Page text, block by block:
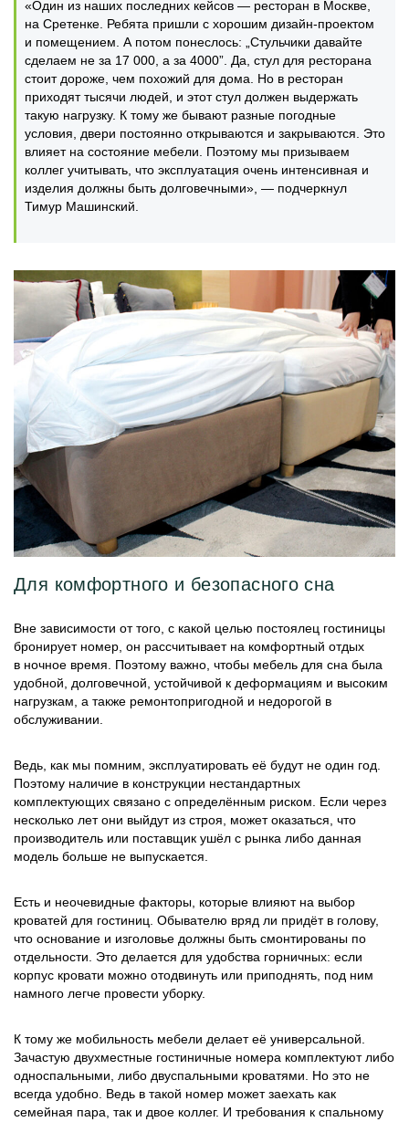
«Один из наших последних кейсов — ресторан в Москве,
на Сретенке. Ребята пришли с хорошим дизайн-проектом
и помещением. А потом понеслось: „Стульчики давайте
сделаем не за 17 000, а за 4000”. Да, стул для ресторана
стоит дороже, чем похожий для дома. Но в ресторан
приходят тысячи людей, и этот стул должен выдержать
такую нагрузку. К тому же бывают разные погодные
условия, двери постоянно открываются и закрываются. Это
влияет на состояние мебели. Поэтому мы призываем
коллег учитывать, что эксплуатация очень интенсивная и
изделия должны быть долговечными», — подчеркнул
Тимур Машинский.
Для комфортного и безопасного сна
Вне зависимости от того, с какой целью постоялец гостиницы
бронирует номер, он рассчитывает на комфортный отдых
в ночное время. Поэтому важно, чтобы мебель для сна была
удобной, долговечной, устойчивой к деформациям и высоким
нагрузкам, а также ремонтопригодной и недорогой в
обслуживании.
Ведь, как мы помним, эксплуатировать её будут не один год.
Поэтому наличие в конструкции нестандартных
комплектующих связано с определённым риском. Если через
несколько лет они выйдут из строя, может оказаться, что
производитель или поставщик ушёл с рынка либо данная
модель больше не выпускается.
Есть и неочевидные факторы, которые влияют на выбор
кроватей для гостиниц. Обывателю вряд ли придёт в голову,
что основание и изголовье должны быть смонтированы по
отдельности. Это делается для удобства горничных: если
корпус кровати можно отодвинуть или приподнять, под ним
намного легче провести уборку.
К тому же мобильность мебели делает её универсальной.
Зачастую двухместные гостиничные номера комплектуют либо
односпальными, либо двуспальными кроватями. Но это не
всегда удобно. Ведь в такой номер может заехать как
семейная пара, так и двое коллег. И требования к спальному